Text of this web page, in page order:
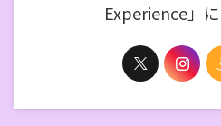
Experience」に